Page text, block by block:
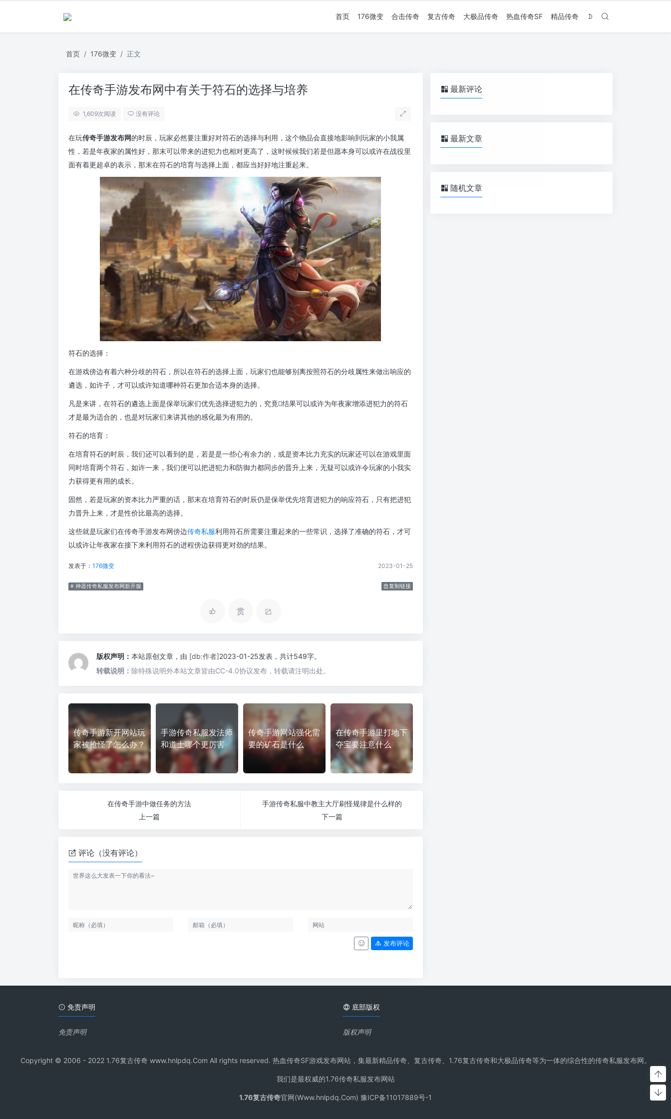
首页 176微变 合击传奇 复古传奇 大极品传奇 热血传奇SF 精品传奇
首页 176微变 正文
在传奇手游发布网中有关于符石的选择与培养
1,609次阅读 没有评论
在玩传奇手游发布网的时辰，玩家必然要注重好对符石的选择与利用，这个物品会直接地影响到玩家的小我属
性，若是年夜家的属性好，那末可以带来的进犯力也相对更高了，这时候候我们若是但愿本身可以或许在战役里
面有着更超卓的表示，那末在符石的培育与选择上面，都应当好好地注重起来。
符石的选择：
在游戏傍边有着六种分歧的符石，所以在符石的选择上面，玩家们也能够别离按照符石的分歧属性来做出响应的
遴选，如许子，才可以或许知道哪种符石更加合适本身的选择。
凡是来讲，在符石的遴选上面是保举玩家们优先选择进犯力的，究竟结果可以或许为年夜家增添进犯力的符石
才是最为适合的，也是对玩家们来讲其他的感化最为有用的。
符石的培育：
在培育符石的时辰，我们还可以看到的是，若是是一些心有余力的，或是资本比力充实的玩家还可以在游戏里面
同时培育两个符石，如许一来，我们便可以把进犯力和防御力都同步的晋升上来，无疑可以或许令玩家的小我实
力获得更有用的成长。
固然，若是玩家的资本比力严重的话，那末在培育符石的时辰仍是保举优先培育进犯力的响应符石，只有把进犯
力晋升上来，才是性价比最高的选择。
这些就是玩家们在传奇手游发布网傍边传奇私服利用符石所需要注重起来的一些常识，选择了准确的符石，才可
以或许让年夜家在接下来利用符石的进程傍边获得更对劲的结果。
发表于： 176微变 2023-01-25
# 神器传奇私服发布网新开服 复制链接
赏
版权声明： 本站原创文章，由 [db:作者]2023-01-25发表，共计549字。
转载说明： 除特殊说明外本站文章皆由CC-4.0协议发布，转载请注明出处。
传奇手游新开网站玩
家被抢怪了怎么办？
手游传奇私服发法师
和道士哪个更厉害
传奇手游网站强化需
要的矿石是什么
在传奇手游里打地下
夺宝要注意什么
在传奇手游中做任务的方法
上一篇
手游传奇私服中教主大厅刷怪规律是什么样的
下一篇
评论（没有评论）
发布评论
最新评论
最新文章
随机文章
免责声明
免责声明
底部版权
版权声明
Copyright © 2006 - 2022 1.76复古传奇 www.hnlpdq.Com All rights reserved. 热血传奇SF游戏发布网站，集最新精品传奇、复古传奇、1.76复古传奇和大极品传奇等为一体的综合性的传奇私服发布网。
我们是最权威的1.76传奇私服发布网站
1.76复古传奇官网(Www.hnlpdq.Com) 豫ICP备11017889号-1